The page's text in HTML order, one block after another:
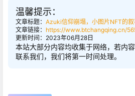
温馨提示：
文章标题： Azuki信仰崩塌，小图片NFT的叙
文章链接： https://www.btchangqing.cn/
更新时间：2023年06月28日
本站大部分内容均收集于网络，若内
联系我们，我们将第一时间处理。